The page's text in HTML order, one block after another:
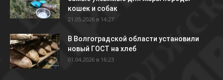
кошек и собак
21.05.2026 в 14:27
В Волгоградской области установили
новый ГОСТ на хлеб
01.04.2026 в 16:23